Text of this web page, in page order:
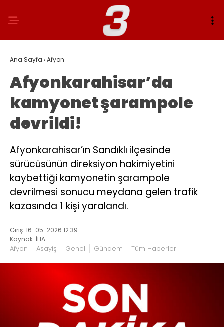
Ana Sayfa ›Afyon
Afyonkarahisar’da
kamyonet şarampole
devrildi!
Afyonkarahisar’ın Sandıklı ilçesinde
sürücüsünün direksiyon hakimiyetini
kaybettiği kamyonetin şarampole
devrilmesi sonucu meydana gelen trafik
kazasında 1 kişi yaralandı.
Giriş: 16-05-2026 12:39
Kaynak: İHA
Afyon Asayiş Genel Gündem Tüm Haberler